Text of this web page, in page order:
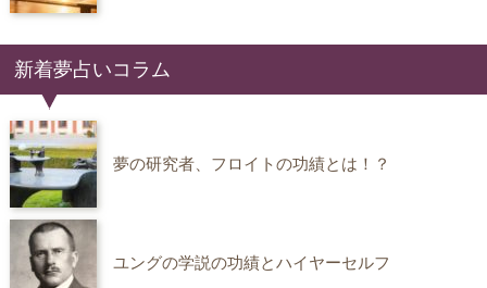
新着夢占いコラム
夢の研究者、フロイトの功績とは！？
ユングの学説の功績とハイヤーセルフ